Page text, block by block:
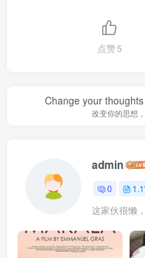
点赞5
Change your
改变你的思想
admin
0
这家伙很懒